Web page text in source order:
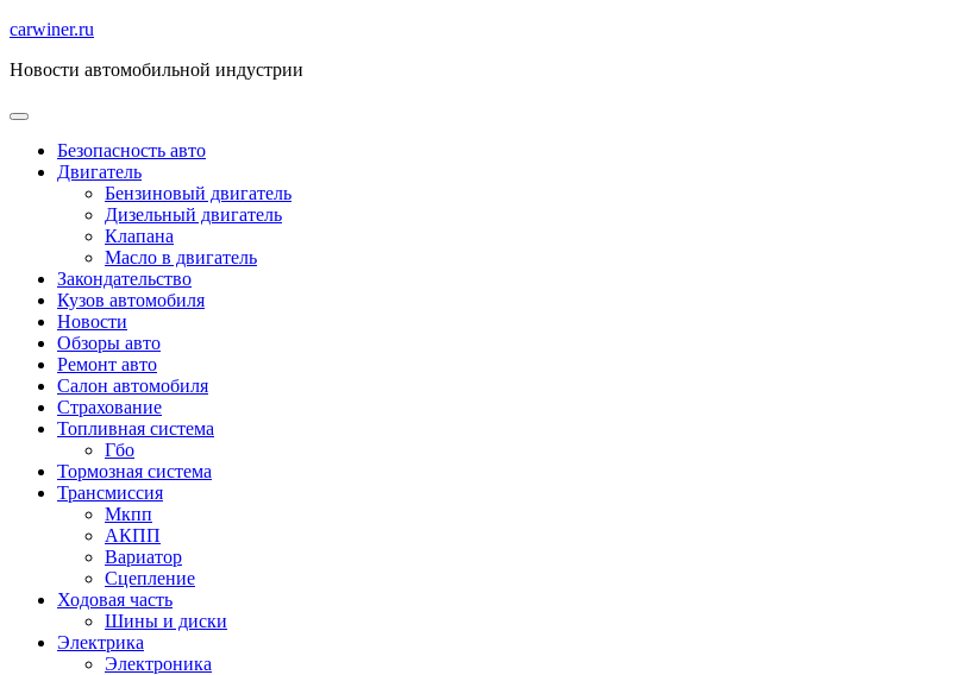
Перейти
содержимому
carwiner.ru
Новости автомобильной индустрии
Безопасность авто
Двигатель
Бензиновый двигатель
Дизельный двигатель
Клапана
Масло в двигатель
Закондательство
Кузов автомобиля
Новости
Обзоры авто
Ремонт авто
Салон автомобиля
Страхование
Топливная система
Гбо
Тормозная система
Трансмиссия
Мкпп
АКПП
Вариатор
Сцепление
Ходовая часть
Шины и диски
Электрика
Электроника